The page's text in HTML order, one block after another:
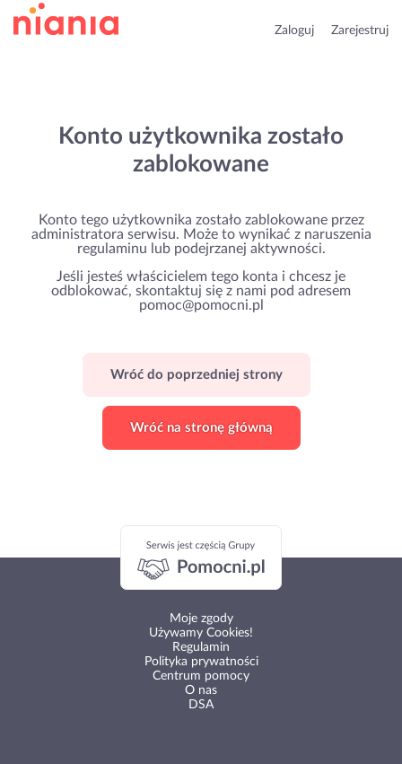
Zaloguj Zarejestruj
Konto użytkownika zostało
zablokowane
Konto tego użytkownika zostało zablokowane przez
administratora serwisu. Może to wynikać z naruszenia
regulaminu lub podejrzanej aktywności.
Jeśli jesteś właścicielem tego konta i chcesz je
odblokować, skontaktuj się z nami pod adresem
pomoc@pomocni.pl
Wróć do poprzedniej strony
Wróć na stronę główną
Moje zgody
Używamy Cookies!
Regulamin
Polityka prywatności
Centrum pomocy
O nas
DSA